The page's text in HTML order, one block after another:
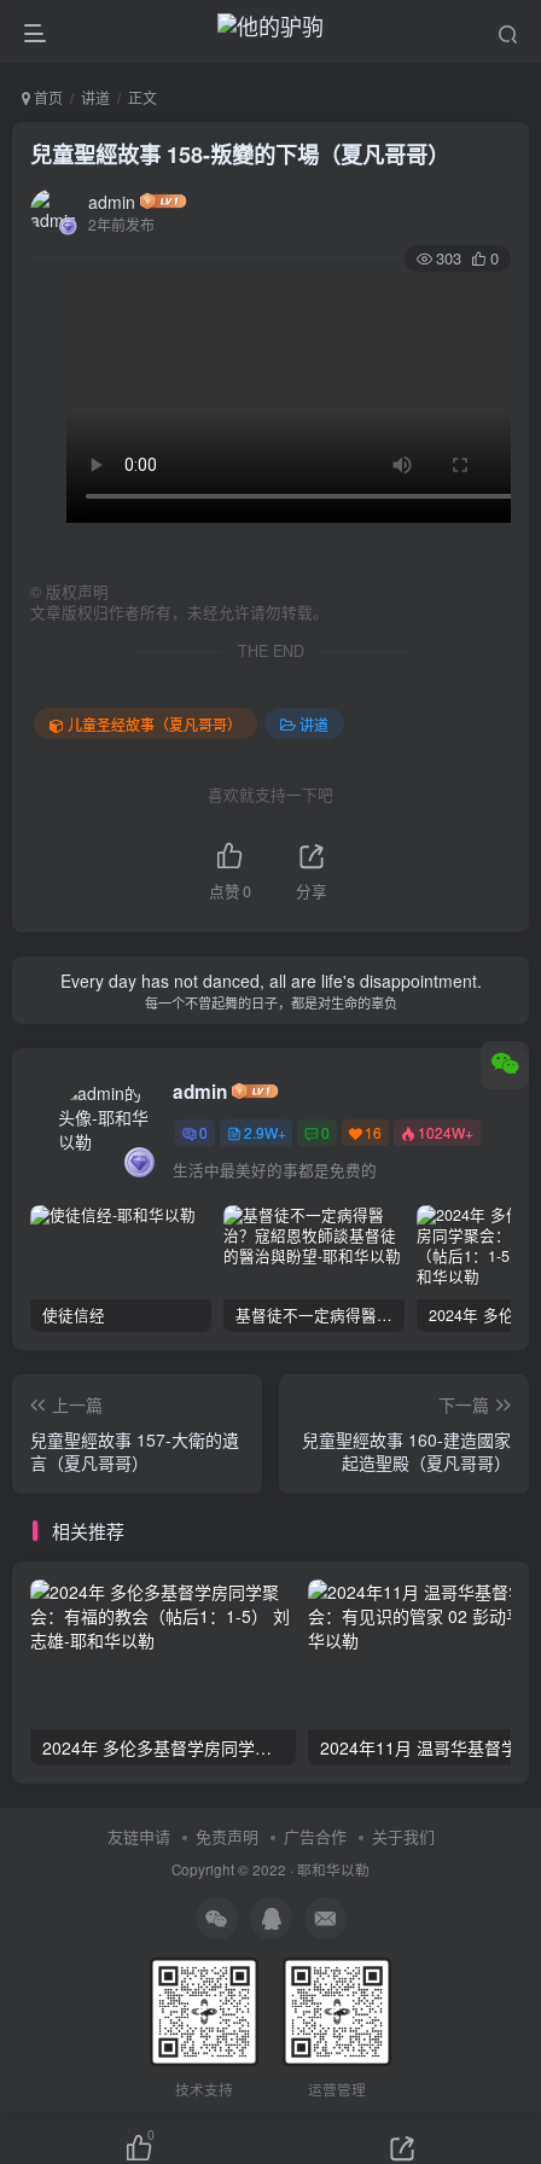
首页 讲道 正文
兒童聖經故事 158-叛變的下場（夏凡哥哥）
admin
2年前发布
303 0
© 版权声明
文章版权归作者所有，未经允许请勿转载。
THE END
儿童圣经故事（夏凡哥哥） 讲道
喜欢就支持一下吧
点赞0 分享
Every day has not danced, all are life's disappointment.
每一个不曾起舞的日子，都是对生命的辜负
admin
0 2.9W+ 0 16 1024W+
生活中最美好的事都是免费的
使徒信经 基督徒不一定病得醫治？寇紹恩牧師談基督徒的醫治與盼望
上一篇
兒童聖經故事 157-大衛的遺
言（夏凡哥哥）
下一篇
兒童聖經故事 160-建造國家
起造聖殿（夏凡哥哥）
相关推荐
2024年 多伦多基督学房同学聚会：有福的教会（帖后1：1-5） 刘志雄
友链申请 免责声明 广告合作 关于我们
Copyright © 2022 · 耶和华以勒
技术支持 运营管理
0